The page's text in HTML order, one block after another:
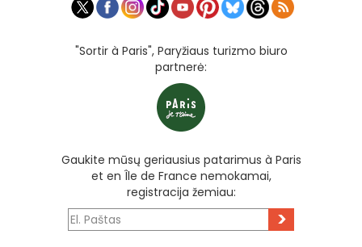
"Sortir à Paris", Paryžiaus turizmo biuro
partnerė:
Gaukite mūsų geriausius patarimus à Paris
et en Île de France nemokamai,
registracija žemiau:
>